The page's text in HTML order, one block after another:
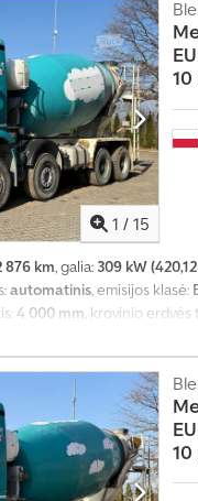
1 / 15
10
876 km, galia: 309 kW
automatinis , emisijos klasė:
4 000 mm , krovinio erdvės
elektrinis langų
10